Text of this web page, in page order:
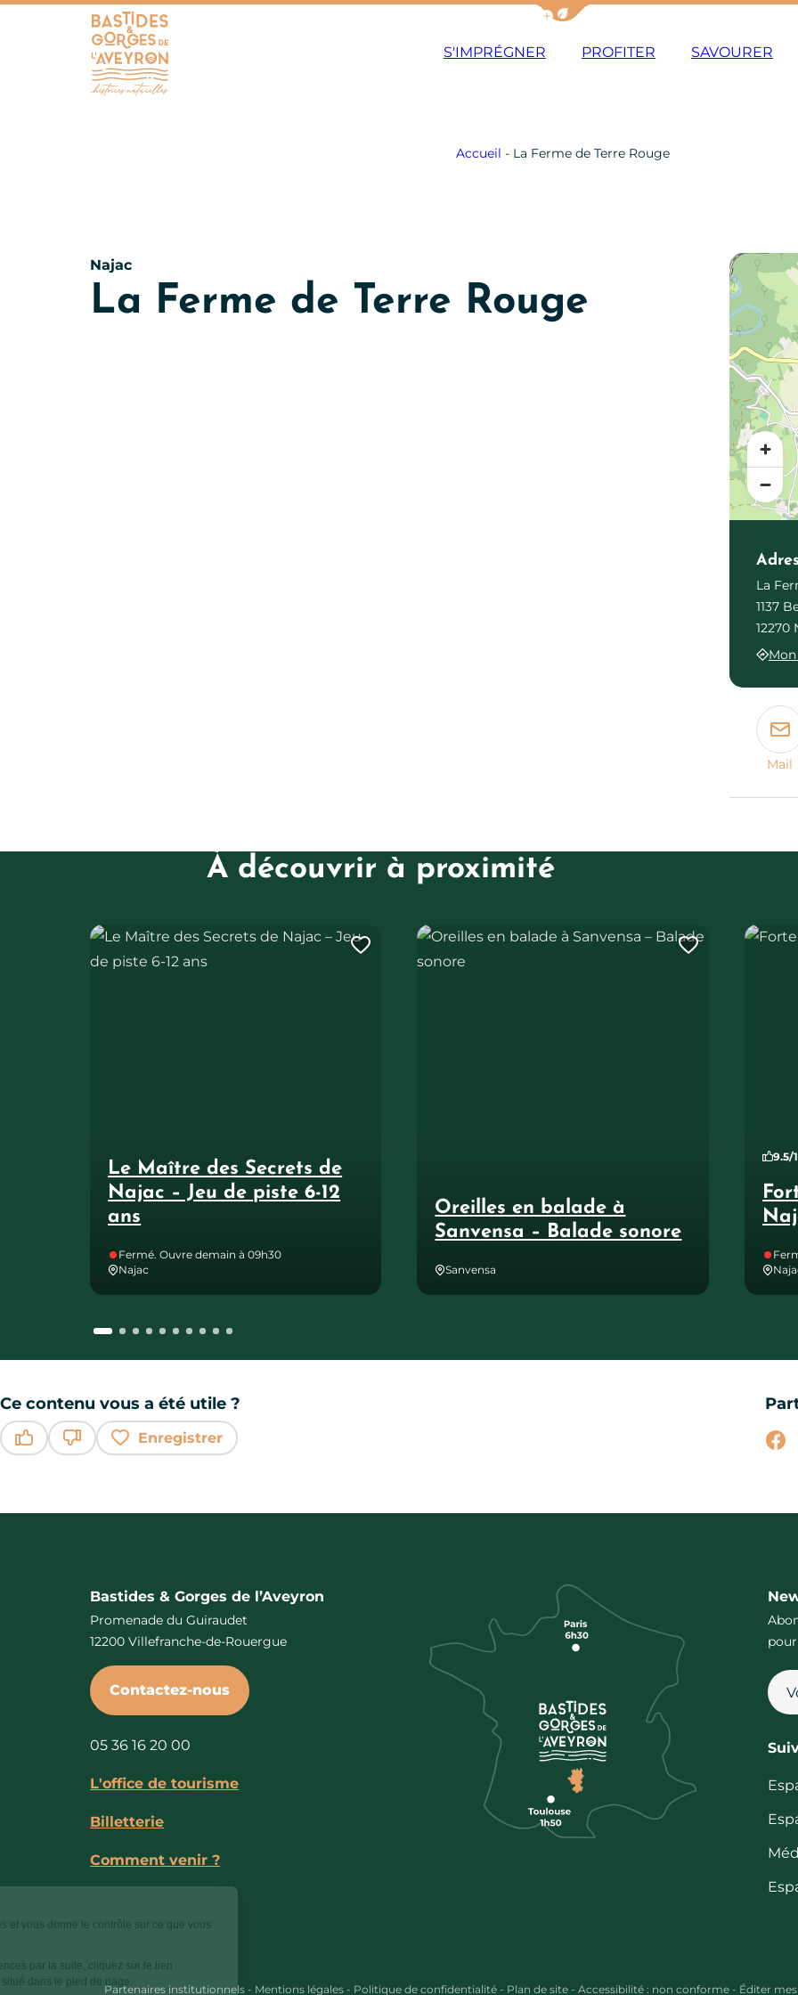
Afficher la barre de navigation du
S'IMPRÉGNER PROFITER SAVOURER
Accueil - La Ferme de Terre Rouge
Najac
La Ferme de Terre Rouge
La
1137
12270
Mail
À découvrir à proximité
Le Maître des Secrets de
Najac – Jeu de piste 6-12
ans
Fermé. Ouvre demain à 09h30
Najac
Le Maître des Secrets de Najac – Jeu de piste 6-12 ans
Ajouter cette page au carnet de voyage ?
Oreilles en balade à
Sanvensa – Balade sonore
Sanvensa
Oreilles en balade à Sanvensa – Balade sonore
Ajouter
9.5/
Ce contenu vous a été utile ?
Enregistrer
Bastides & Gorges de l’Aveyron
Promenade du Guiraudet
12200 Villefranche-de-Rouergue
Contactez-nous
05 36 16 20 00
L'office de tourisme
Billetterie
Comment venir ?
Partenaires institutionnels - Mentions légales - Politique de confidentialité - Plan de site - Accessibilité : non conforme - Éditer
Ce site utilise des cookies et vous donne le contrôle sur ce que vous
Pour modifier vos préférences par la suite, cliquez sur le lien
'Préférences de cookies' situé dans le pied de page.